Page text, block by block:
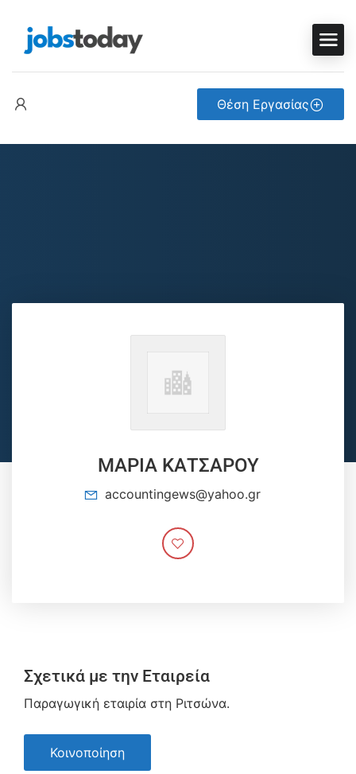
Θέση Εργασίας
ΜΑΡΙΑ ΚΑΤΣΑΡΟΥ
accountingews@yahoo.gr
Σχετικά με την Εταιρεία
Παραγωγική εταιρία στη Ριτσώνα.
Κοινοποίηση